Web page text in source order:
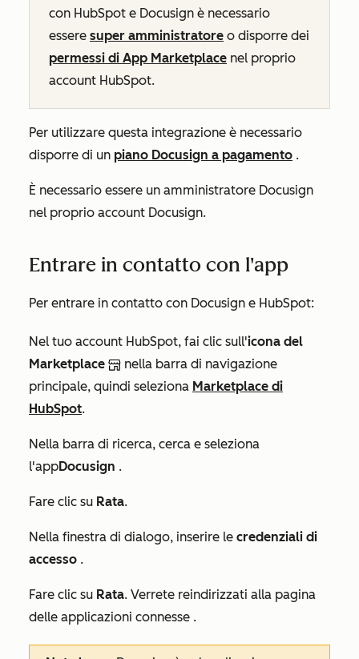
con HubSpot e Docusign è necessario
essere super amministratore o disporre dei
permessi di App Marketplace nel proprio
account HubSpot.
Per utilizzare questa integrazione è necessario
disporre di un piano Docusign a pagamento .
È necessario essere un amministratore Docusign
nel proprio account Docusign.
Entrare in contatto con l'app
Per entrare in contatto con Docusign e HubSpot:
Nel tuo account HubSpot, fai clic sull'icona del
Marketplace
nella barra di navigazione
principale, quindi seleziona Marketplace di
HubSpot.
Nella barra di ricerca, cerca e seleziona
l'appDocusign .
Fare clic su Rata.
Nella finestra di dialogo, inserire le credenziali di
accesso .
Fare clic su Rata. Verrete reindirizzati alla pagina
delle applicazioni connesse .